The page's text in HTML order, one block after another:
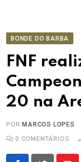
BONDE DO BARBA
FNF
20 na
PORMARCOS LOPES
0 COMENTÁRIOS